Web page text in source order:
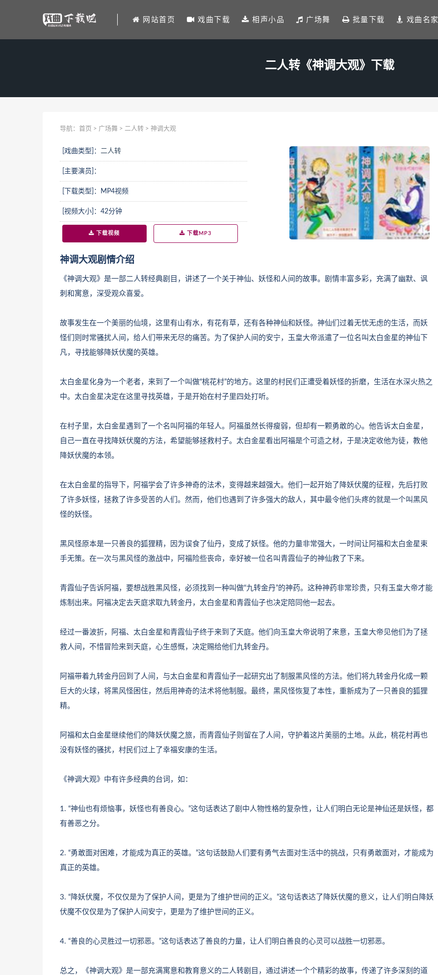
网站首页 戏曲下载 相声小品 广场舞 批量下载 戏曲名家
二人转《神调大观》下载
导航： 首页 > 广场舞 > 二人转 > 神调大观
[戏曲类型]： 二人转
[主要演员]：
[下载类型]：MP4视频
[视频大小]：42分钟
下载视频 下载MP3
神调大观剧情介绍
《神调大观》是一部二人转经典剧目，讲述了一个关于神仙、妖怪和人间的故事。剧情丰富多彩，充满了幽默、讽
刺和寓意，深受观众喜爱。
故事发生在一个美丽的仙境，这里有山有水，有花有草，还有各种神仙和妖怪。神仙们过着无忧无虑的生活，而妖
怪们则时常骚扰人间，给人们带来无尽的痛苦。为了保护人间的安宁，玉皇大帝派遣了一位名叫太白金星的神仙下
凡，寻找能够降妖伏魔的英雄。
太白金星化身为一个老者，来到了一个叫做“桃花村”的地方。这里的村民们正遭受着妖怪的折磨，生活在水深火热之
中。太白金星决定在这里寻找英雄，于是开始在村子里四处打听。
在村子里，太白金星遇到了一个名叫阿福的年轻人。阿福虽然长得瘦弱，但却有一颗勇敢的心。他告诉太白金星，
自己一直在寻找降妖伏魔的方法，希望能够拯救村子。太白金星看出阿福是个可造之材，于是决定收他为徒，教他
降妖伏魔的本领。
在太白金星的指导下，阿福学会了许多神奇的法术，变得越来越强大。他们一起开始了降妖伏魔的征程，先后打败
了许多妖怪，拯救了许多受苦的人们。然而，他们也遇到了许多强大的敌人，其中最令他们头疼的就是一个叫黑风
怪的妖怪。
黑风怪原本是一只善良的狐狸精，因为误食了仙丹，变成了妖怪。他的力量非常强大，一时间让阿福和太白金星束
手无策。在一次与黑风怪的激战中，阿福险些丧命，幸好被一位名叫青霞仙子的神仙救了下来。
青霞仙子告诉阿福，要想战胜黑风怪，必须找到一种叫做“九转金丹”的神药。这种神药非常珍贵，只有玉皇大帝才能
炼制出来。阿福决定去天庭求取九转金丹，太白金星和青霞仙子也决定陪同他一起去。
经过一番波折，阿福、太白金星和青霞仙子终于来到了天庭。他们向玉皇大帝说明了来意，玉皇大帝见他们为了拯
救人间，不惜冒险来到天庭，心生感慨，决定赐给他们九转金丹。
阿福带着九转金丹回到了人间，与太白金星和青霞仙子一起研究出了制服黑风怪的方法。他们将九转金丹化成一颗
巨大的火球，将黑风怪困住，然后用神奇的法术将他制服。最终，黑风怪恢复了本性，重新成为了一只善良的狐狸
精。
阿福和太白金星继续他们的降妖伏魔之旅，而青霞仙子则留在了人间，守护着这片美丽的土地。从此，桃花村再也
没有妖怪的骚扰，村民们过上了幸福安康的生活。
《神调大观》中有许多经典的台词，如：
1. “神仙也有烦恼事，妖怪也有善良心。”这句话表达了剧中人物性格的复杂性，让人们明白无论是神仙还是妖怪，都
有善恶之分。
2. “勇敢面对困难，才能成为真正的英雄。”这句话鼓励人们要有勇气去面对生活中的挑战，只有勇敢面对，才能成为
真正的英雄。
3. “降妖伏魔，不仅仅是为了保护人间，更是为了维护世间的正义。”这句话表达了降妖伏魔的意义，让人们明白降妖
伏魔不仅仅是为了保护人间安宁，更是为了维护世间的正义。
4. “善良的心灵胜过一切邪恶。”这句话表达了善良的力量，让人们明白善良的心灵可以战胜一切邪恶。
总之，《神调大观》是一部充满寓意和教育意义的二人转剧目，通过讲述一个个精彩的故事，传递了许多深刻的道